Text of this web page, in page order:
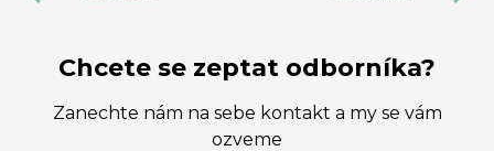
Chcete se zeptat odborníka?
Zanechte nám na sebe kontakt a my se vám
ozveme